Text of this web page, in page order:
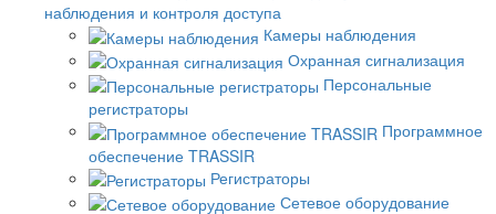
наблюдения и контроля доступа
Камеры наблюдения
Охранная сигнализация
Персональные
регистраторы
Программное
обеспечение TRASSIR
Регистраторы
Сетевое оборудование